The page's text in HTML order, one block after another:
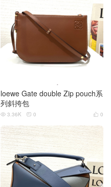
loewe Gate double Zip pouch系
列斜挎包
 0
 3.36K  0